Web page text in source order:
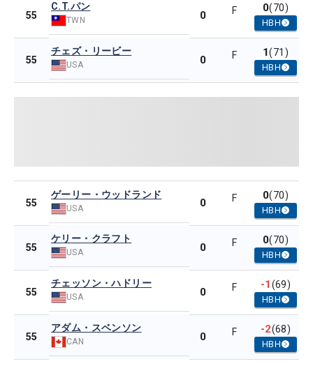
55
C.T.パン
TWN 0 F 0(70)
HBH
55
チェズ・リービー
USA 0 F 1(71)
HBH
55
ゲーリー・ウッドランド
USA 0 F 0(70)
HBH
55
ケリー・クラフト
USA 0 F 0(70)
HBH
55
チェッソン・ハドリー
USA 0 F -1(69)
HBH
55
アダム・スベンソン
CAN 0 F -2(68)
HBH